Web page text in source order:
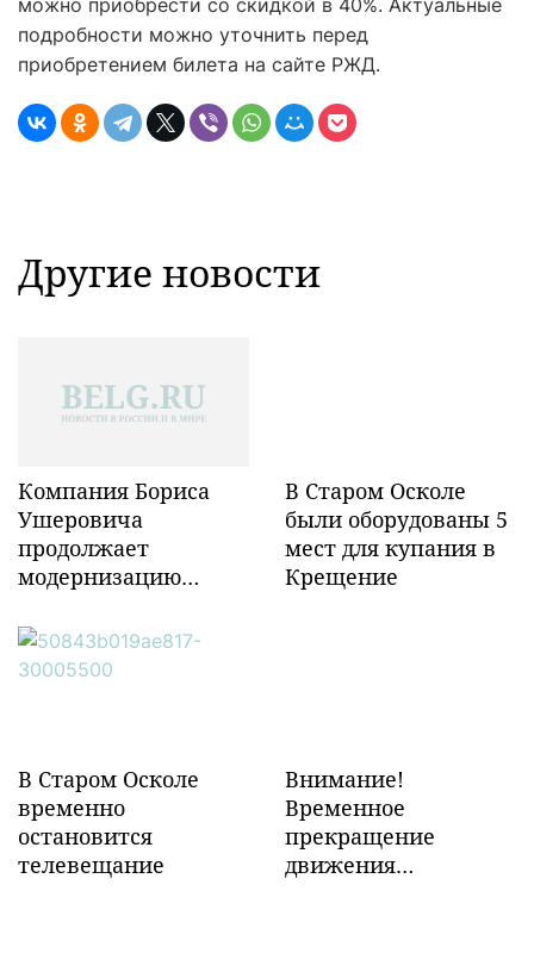
можно приобрести со скидкой в 40%. Актуальные
подробности можно уточнить перед
приобретением билета на сайте РЖД.
Другие новости
Компания Бориса
Ушеровича
продолжает
модернизацию
инфраструктуры в
Забайкалье
В Старом Осколе
были оборудованы 5
мест для купания в
Крещение
В Старом Осколе
временно
остановится
телевещание
Внимание!
Временное
прекращение
движения